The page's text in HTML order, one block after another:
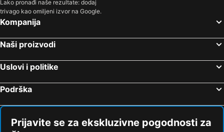
Lako pronađi naše rezultate: dodaj
trivago kao omiljeni izvor na Google.
Kompanija
Naši proizvodi
Uslovi i politike
Podrška
Prijavite se za ekskluzivne pogodnosti za